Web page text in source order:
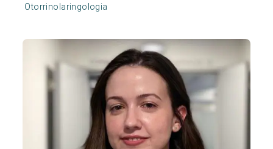
Otorrinolaringologia